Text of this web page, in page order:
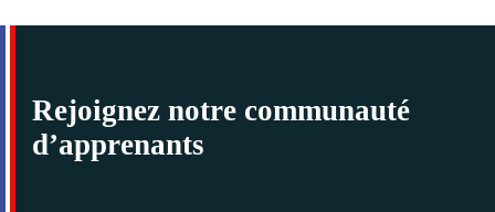
Rejoignez notre communauté
d’apprenants